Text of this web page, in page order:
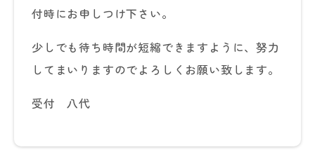
付時にお申しつけ下さい。
少しでも待ち時間が短縮できますように、努力
してまいりますのでよろしくお願い致します。
受付 八代